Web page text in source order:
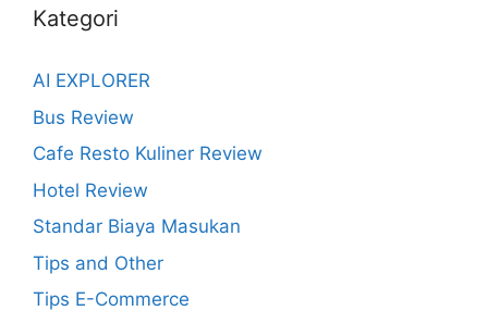
Kategori
AI EXPLORER
Bus Review
Cafe Resto Kuliner Review
Hotel Review
Standar Biaya Masukan
Tips and Other
Tips E-Commerce